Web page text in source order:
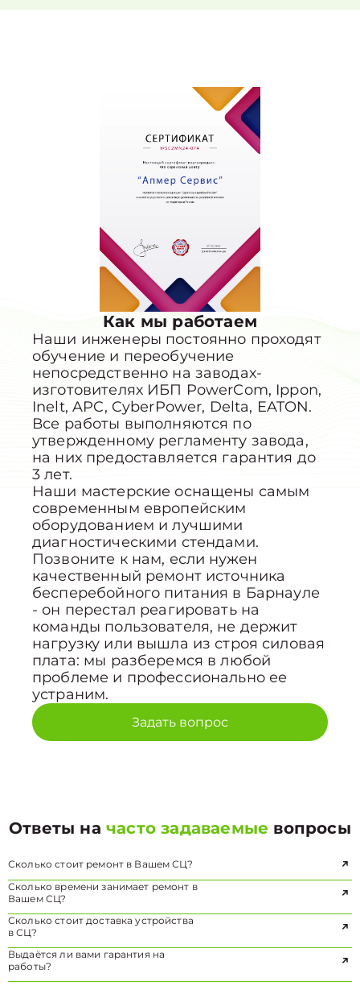
Как мы работаем
Наши инженеры постоянно проходят
обучение и переобучение
непосредственно на заводах-
изготовителях ИБП PowerCom, Ippon,
Inelt, APC, CyberPower, Delta, EATON.
Все работы выполняются по
утвержденному регламенту завода,
на них предоставляется гарантия до
3 лет.
Наши мастерские оснащены самым
современным европейским
оборудованием и лучшими
диагностическими стендами.
Позвоните к нам, если нужен
качественный ремонт источника
бесперебойного питания в Барнауле
- он перестал реагировать на
команды пользователя, не держит
нагрузку или вышла из строя силовая
плата: мы разберемся в любой
проблеме и профессионально ее
устраним.
Задать вопрос
Ответы начасто задаваемые вопросы
Сколько стоит ремонт в Вашем СЦ?
Сколько времени занимает ремонт в
Вашем СЦ?
Сколько стоит доставка устройства
в СЦ?
Выдаётся ли вами гарантия на
работы?